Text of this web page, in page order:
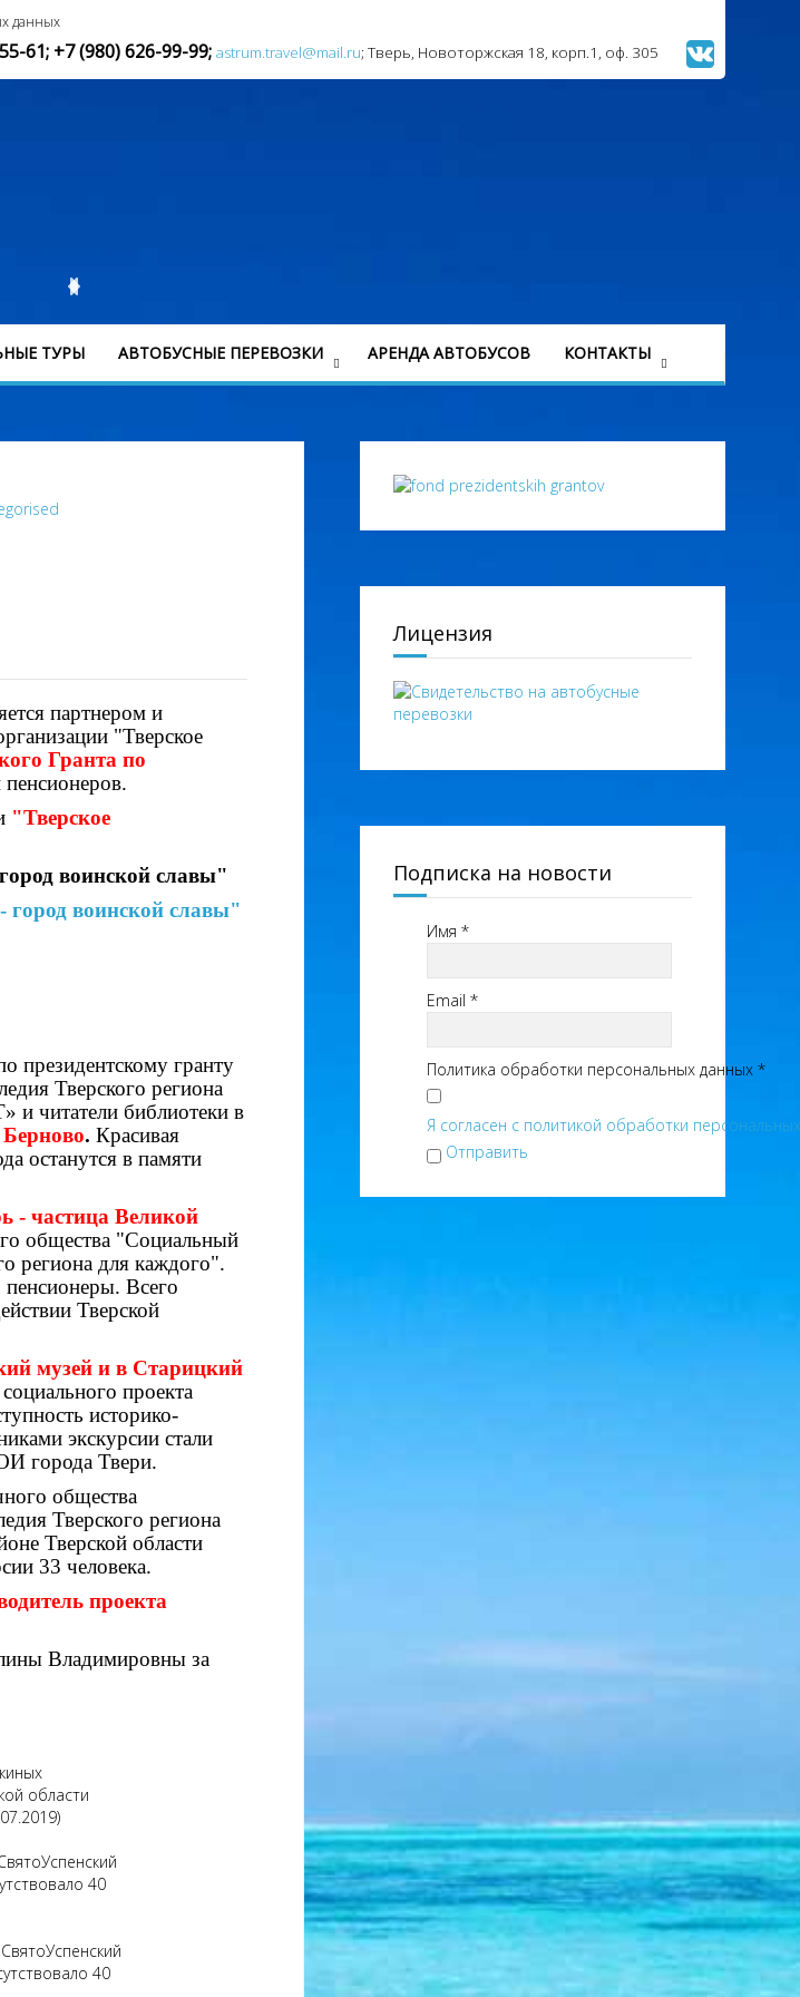
данных
61; +7 (980) 626-99-99; astrum.travel@mail.ru; Тверь, Новоторжская 18, корп.1, оф. 305
ТУРЫ АВТОБУСНЫЕ ПЕРЕВОЗКИ АРЕНДА АВТОБУСОВ КОНТАКТЫ
партнером и
"Тверское
Гранта по
"Тверское
воинской славы"
город воинской славы"
президентскому гранту
Тверского региона
и читатели библиотеки в
. Красивая
останутся в памяти
- частица Великой
общества "Социальный
региона для каждого".
пенсионеры. Всего
Тверской
музей и в Старицкий
проекта
историко-
экскурсии стали
города Твери.
общества
Тверского региона
Тверской области
33 человека.
проекта
Владимировны за
Лицензия
Подписка на новости
Имя *
Email *
Политика обработки персональных данных *
Я согласен с политикой обработки
Отправить